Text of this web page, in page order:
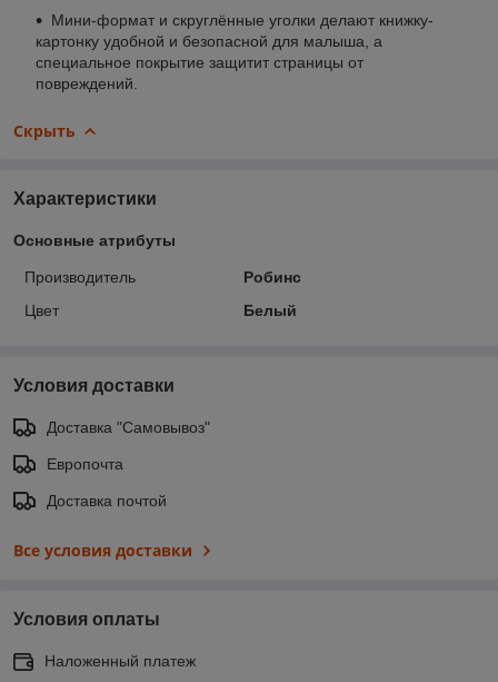
Мини-формат и скруглённые уголки делают книжку-
картонку удобной и безопасной для малыша, а
специальное покрытие защитит страницы от
повреждений.
Скрыть
Характеристики
Основные атрибуты
Производитель
Робинс
Цвет
Белый
Условия доставки
Доставка "Самовывоз"
Европочта
Доставка почтой
Все условия доставки
Условия оплаты
Наложенный платеж